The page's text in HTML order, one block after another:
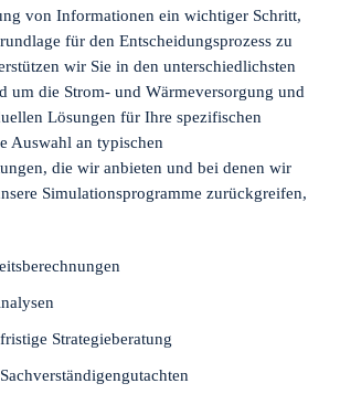
von Informationen ein wichtiger Schritt,
für den Entscheidungsprozess zu
wir Sie in den unterschiedlichsten
um die Strom- und Wärmeversorgung und
Lösungen für Ihre spezifischen
Auswahl an typischen
die wir anbieten und bei denen wir
Simulationsprogramme zurückgreifen,
Strategieberatung